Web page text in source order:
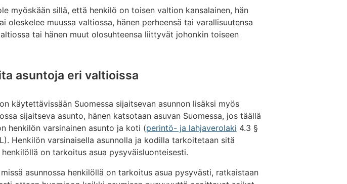
myöskään sillä, että henkilö on toisen valtion kansalainen, hän
oleskelee muussa valtiossa, hänen perheensä tai varallisuutensa
tai hänen muut olosuhteensa liittyvät johonkin toiseen
asuntoja eri valtioissa
käytettävissään Suomessa sijaitsevan asunnon lisäksi myös
sijaitseva asunto, hänen katsotaan asuvan Suomessa, jos täällä
henkilön varsinainen asunto ja koti (perintö- ja lahjaverolaki 4.3 §
Henkilön varsinaisella asunnolla ja kodilla tarkoitetaan sitä
on tarkoitus asua pysyväisluonteisesti.
asunnossa henkilöllä on tarkoitus asua pysyvästi, ratkaistaan